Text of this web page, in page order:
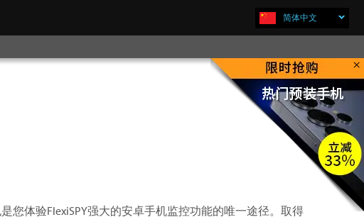
简体中文
立即购买 ×
您体验FlexiSPY强大的安卓手机监控功能的唯一途径。取得